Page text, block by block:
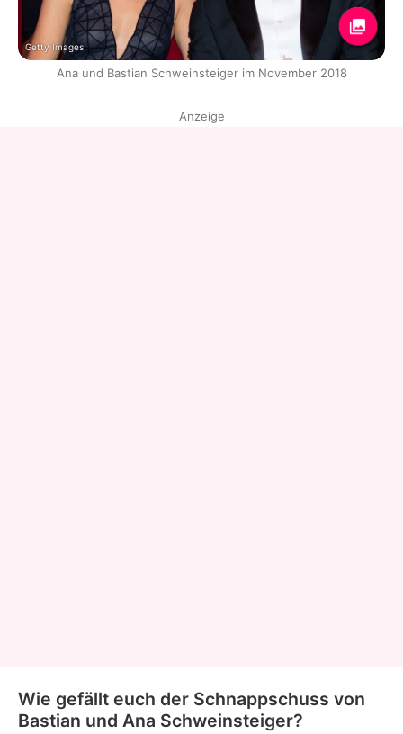
Getty Images
Ana und Bastian Schweinsteiger im November 2018
Anzeige
Wie gefällt euch der Schnappschuss von
Bastian und Ana Schweinsteiger?